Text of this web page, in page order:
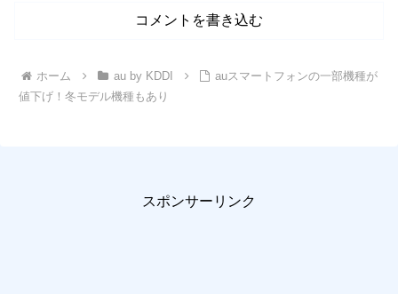
コメントを書き込む
ホーム au by KDDI
auスマートフォンの一部機種が
値下げ！冬モデル機種もあり
スポンサーリンク